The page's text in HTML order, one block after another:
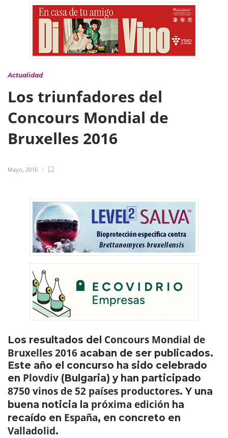
Actualidad
Los triunfadores del
Concours Mondial de
Bruxelles 2016
Mayo, 2016
Los resultados del Concours Mondial de
Bruxelles 2016 acaban de ser publicados.
Este año el concurso ha sido celebrado
en Plovdiv (Bulgaria) y han participado
8750 vinos de 52 países productores. Y una
buena noticia la próxima edición ha
recaído en España, en concreto en
Valladolid.